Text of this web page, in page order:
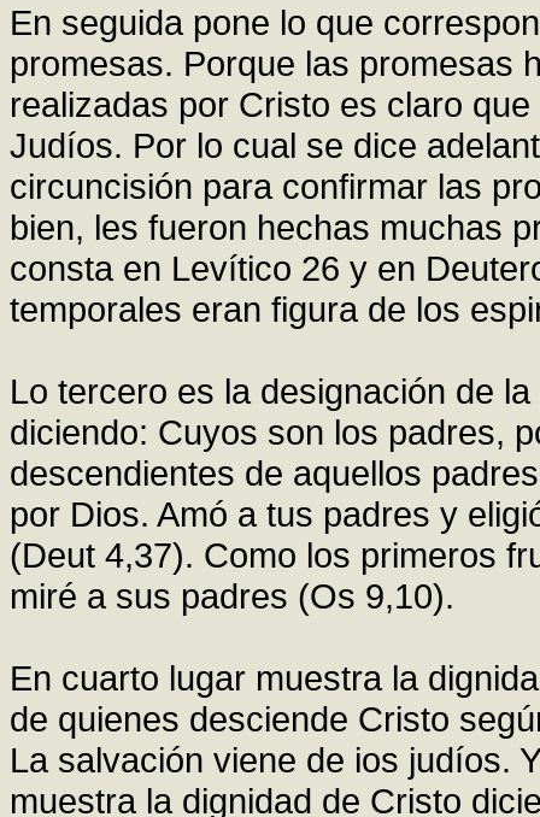
En seguida pone lo que
promesas. Porque las promesas
realizadas por Cristo es claro
Judíos. Por lo cual se dice
circuncisión para confirmar las
bien, les fueron hechas muchas
consta en Levítico 26 y en
temporales eran figura de los
Lo tercero es la designación de
diciendo: Cuyos son los padres,
descendientes de aquellos
por Dios. Amó a tus padres y
(Deut 4,37). Como los primeros
miré a sus padres (Os 9,10).
En cuarto lugar muestra la
de quienes desciende Cristo
La salvación viene de ios judíos.
muestra la dignidad de Cristo